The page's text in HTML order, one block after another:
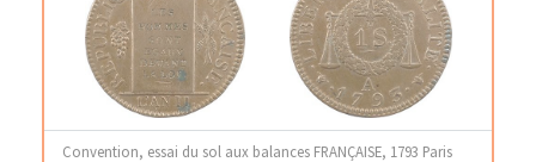
Convention, essai du sol aux balances FRANÇAISE, 1793 Paris